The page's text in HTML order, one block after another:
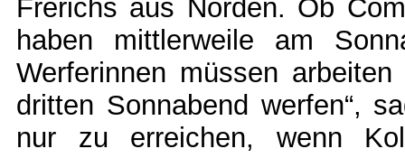
Frerichs aus Norden. Ob
haben mittlerweile am
Werferinnen müssen
dritten Sonnabend werfen“,
nur zu erreichen, wenn